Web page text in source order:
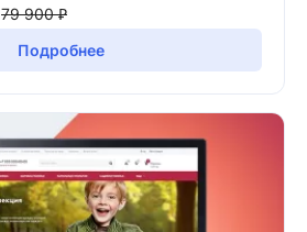
79 900 ₽
Подробнее